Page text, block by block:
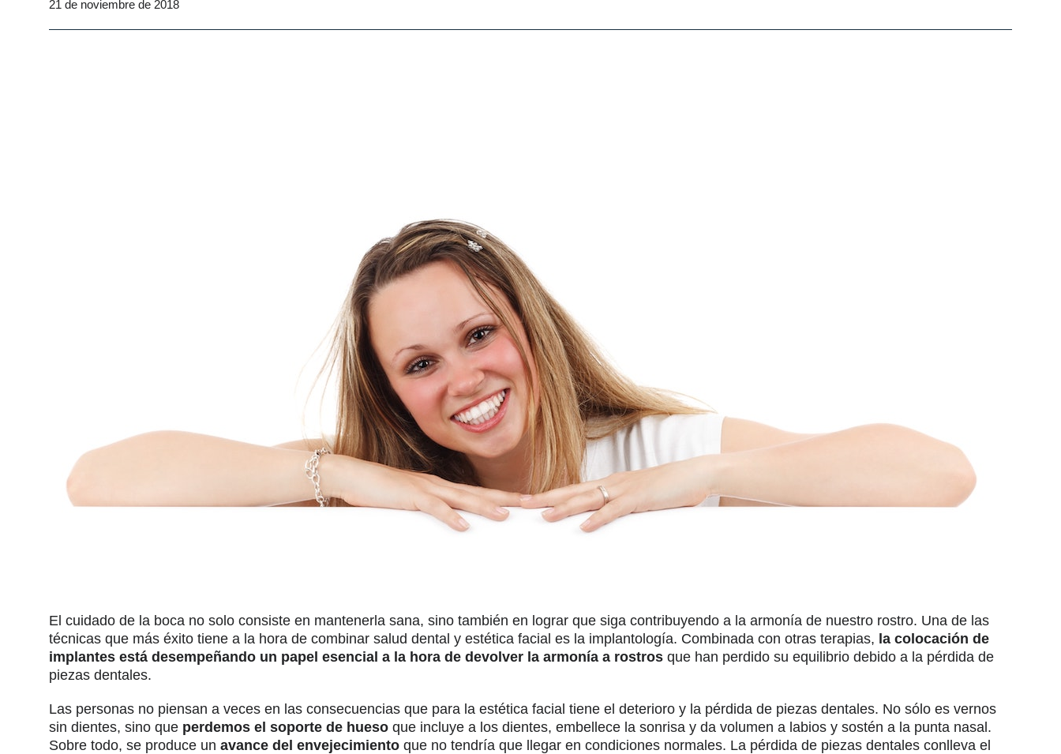
21 de noviembre de 2018
El cuidado de la boca no solo consiste en mantenerla sana, sino también en lograr que siga contribuyendo a la armonía de nuestro rostro. Una de las
técnicas que más éxito tiene a la hora de combinar salud dental y estética facial es la implantología. Combinada con otras terapias, la colocación de
implantes está desempeñando un papel esencial a la hora de devolver la armonía a rostros que han perdido su equilibrio debido a la pérdida de
piezas dentales.
Las personas no piensan a veces en las consecuencias que para la estética facial tiene el deterioro y la pérdida de piezas dentales. No sólo es vernos
sin dientes, sino que perdemos el soporte de hueso que incluye a los dientes, embellece la sonrisa y da volumen a labios y sostén a la punta nasal.
Sobre todo, se produce un avance del envejecimiento que no tendría que llegar en condiciones normales. La pérdida de piezas dentales conlleva el